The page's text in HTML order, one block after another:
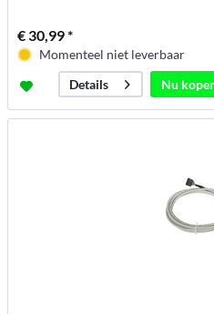
€ 30,99 *
Momenteel niet leverbaar
Details
Nu